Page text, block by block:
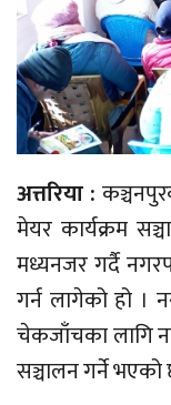
अत्तरिया :
मेयर कार्यक्रम
मध्यनजर गर्दै
गर्न लागेको हो ।
चेकजाँचका लागि
सञ्चालन गर्ने भएको